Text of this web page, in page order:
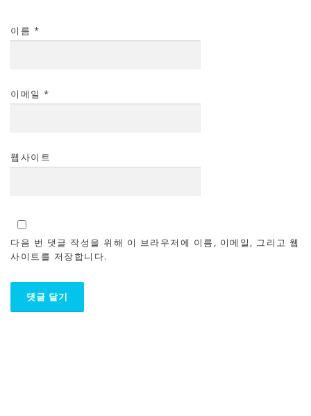
이름 *
이메일 *
웹사이트
다음 번 댓글 작성을 위해 이 브라우저에 이름, 이메일, 그리고 웹
사이트를 저장합니다.